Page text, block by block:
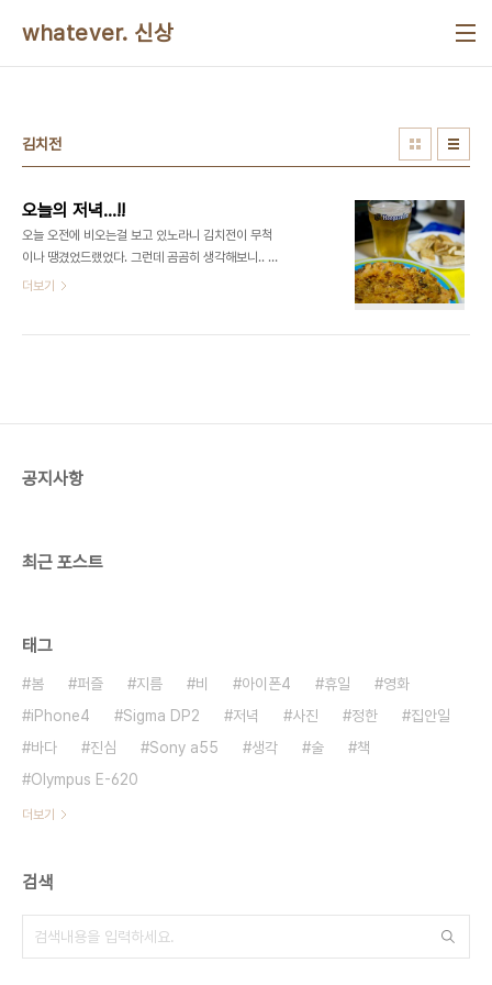
whatever. 신상
김치전
오늘의 저녁...!!
오늘 오전에 비오는걸 보고 있노라니 김치전이 무척
이나 땡겼었드랬었다. 그런데 곰곰히 생각해보니.. 집
에 사다 놓은 두부 유통기한이 오늘까지였고.. 그래서
더보기
공지사항
최근 포스트
태그
봄 퍼즐 지름 비 아이폰4 휴일
영화
iPhone4
Sigma DP2 저녁 사진 정한
집안일
바다
진심 Sony a55 생각 술
책
Olympus E-620
더보기
검색